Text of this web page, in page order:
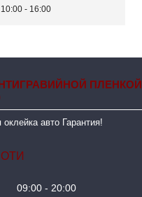
10:00 16:00
ПЛЕНКОЙ
оклейка авто Гарантия!
09:00 20:00